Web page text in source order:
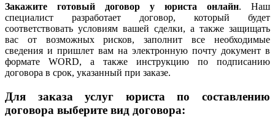
Закажите готовый договор у юриста онлайн. Наш
специалист разработает договор, который будет
соответствовать условиям вашей сделки, а также защищать
вас от возможных рисков, заполнит все необходимые
сведения и пришлет вам на электронную почту документ в
формате WORD, а также инструкцию по подписанию
договора в срок, указанный при заказе.
Для заказа услуг юриста по составлению
договора выберите вид договора: